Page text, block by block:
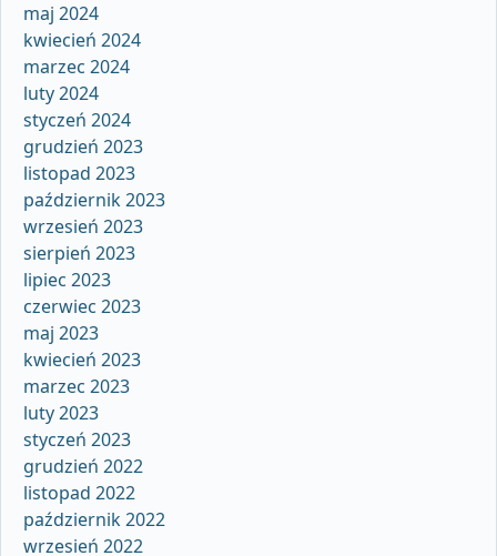
maj 2024
kwiecień 2024
marzec 2024
luty 2024
styczeń 2024
grudzień 2023
listopad 2023
październik 2023
wrzesień 2023
sierpień 2023
lipiec 2023
czerwiec 2023
maj 2023
kwiecień 2023
marzec 2023
luty 2023
styczeń 2023
grudzień 2022
listopad 2022
październik 2022
wrzesień 2022